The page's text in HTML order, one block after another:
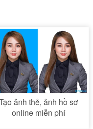
tuyến,
tạo
ảnh
online
ảnh thẻ, ảnh hồ sơ
online miễn phí